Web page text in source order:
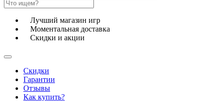
Лучший магазин игр
Моментальная доставка
Скидки и акции
Скидки
Гарантии
Отзывы
Как купить?